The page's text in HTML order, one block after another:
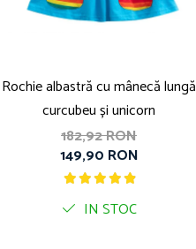
Rochie albastră cu mânecă lungă
curcubeu și unicorn
182,92 RON
149,90 RON
IN STOC